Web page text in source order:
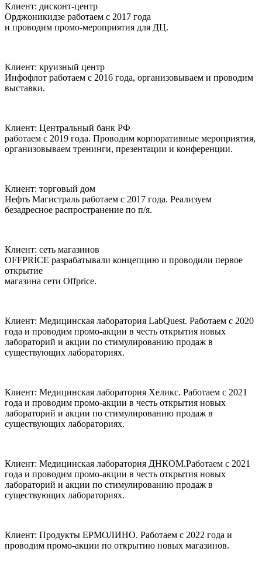
Клиент: дисконт-центр
Орджоникидзе работаем с 2017 года
и проводим промо-мероприятия для ДЦ.
Клиент: круизный центр
Инфофлот работаем с 2016 года, организовываем и проводим
выставки.
Клиент: Центральный банк РФ
работаем с 2019 года. Проводим корпоративные мероприятия,
организовываем тренинги, презентации и конференции.
Клиент: торговый дом
Нефть Магистраль работаем с 2017 года. Реализуем
безадресное распространение по п/я.
Клиент: сеть магазинов
OFFPRİCE разрабатывали концепцию и проводили первое
открытие
магазина сети Offprice.
Клиент: Медицинская лаборатория LabQuest. Работаем с 2020
года и проводим промо-акции в честь открытия новых
лабораторий и акции по стимулированию продаж в
существующих лабораториях.
Клиент: Медицинская лаборатория Хеликс. Работаем с 2021
года и проводим промо-акции в честь открытия новых
лабораторий и акции по стимулированию продаж в
существующих лабораториях.
Клиент: Медицинская лаборатория ДНКОМ.Работаем с 2021
года и проводим промо-акции в честь открытия новых
лабораторий и акции по стимулированию продаж в
существующих лабораториях.
Клиент: Продукты ЕРМОЛИНО. Работаем с 2022 года и
проводим промо-акции по открытию новых магазинов.